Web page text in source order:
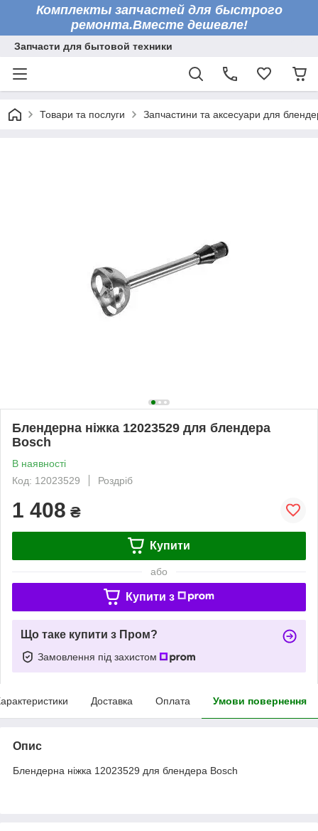
Комплекты запчастей для быстрого
ремонта.Вместе дешевле!
Запчасти для бытовой техники
Товари та послуги Запчастини та аксесуари для
Блендерна ніжка 12023529 для блендера
Bosch
В наявності
Код: 12023529
Роздріб
1 408 ₴
Купити
або
Купити з
Що таке купити з Пром?
Замовлення під захистом
Доставка Оплата Умови повернення
Опис
Блендерна ніжка 12023529 для блендера Bosch